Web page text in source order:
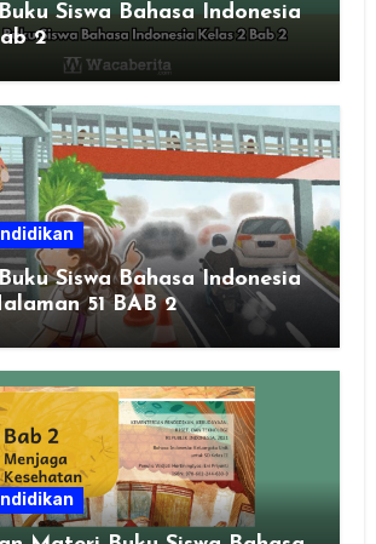
Siswa Bahasa Indonesia
2
Siswa Bahasa Indonesia
51 BAB 2